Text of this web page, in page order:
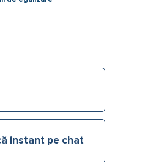
instant pe chat